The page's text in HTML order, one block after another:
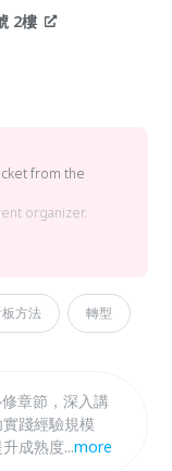
2樓
from the
organizer.
方法 轉型
章節，深入講
踐經驗規模
成熟度與競爭
...more